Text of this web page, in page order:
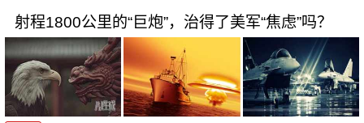
射程1800公里的“巨炮”，治得了美军“焦虑”吗？